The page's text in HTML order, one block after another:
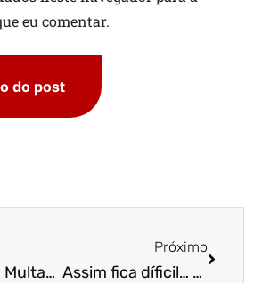
eu comentar.
Máscara ou Multa? O dilema que vai custar, no mínimo, 500 reais
Próximo
Assim fica díficil… Linha de crédito anunciada pelo Governo não chega a +80% das micro e pequenas empresas!